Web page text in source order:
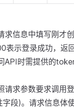
求信息中填写刚才
表示登录成功，返
API时需提供的
请求参数要求调用
段)。请求信息体